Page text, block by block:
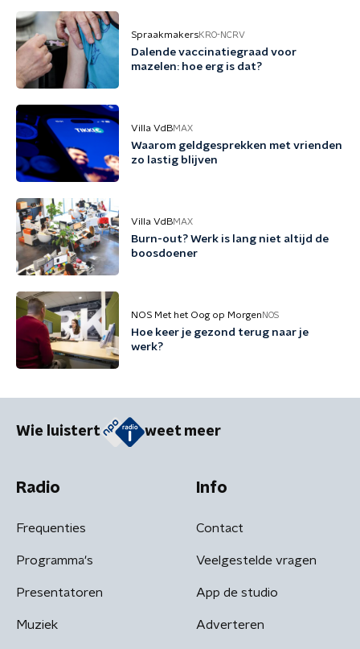
SpraakmakersKRO-NCRV
Dalende vaccinatiegraad voor
mazelen: hoe erg is dat?
Villa VdBMAX
Waarom geldgesprekken met vrienden
zo lastig blijven
Villa VdBMAX
Burn-out? Werk is lang niet altijd de
boosdoener
NOS Met het Oog op Morgen NOS
Hoe keer je gezond terug naar je
werk?
Wie luistert weet meer
Radio
Frequenties
Programma's
Presentatoren
Muziek
Info
Contact
Veelgestelde vragen
App de studio
Adverteren